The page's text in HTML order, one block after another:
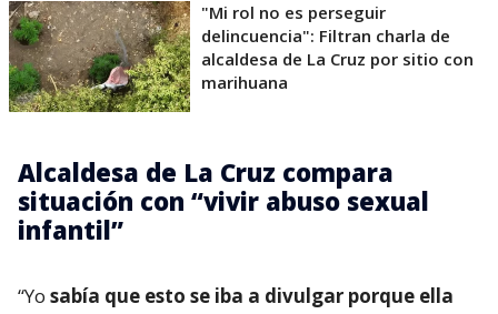
"Mi rol no es perseguir
delincuencia": Filtran charla de
alcaldesa de La Cruz por sitio con
marihuana
Alcaldesa de La Cruz compara
situación con “vivir abuso sexual
infantil”
“Yo sabía que esto se iba a divulgar porque ella